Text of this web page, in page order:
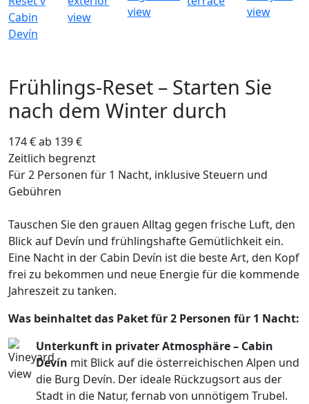
Frühlings-Reset – Starten Sie
nach dem Winter durch
174 €ab 139 €
Zeitlich begrenzt
Für 2 Personen für 1 Nacht, inklusive Steuern und
Gebühren
Tauschen Sie den grauen Alltag gegen frische Luft, den
Blick auf Devín und frühlingshafte Gemütlichkeit ein.
Eine Nacht in der Cabin Devín ist die beste Art, den Kopf
frei zu bekommen und neue Energie für die kommende
Jahreszeit zu tanken.
Was beinhaltet das Paket für 2 Personen für 1 Nacht:
Unterkunft in privater Atmosphäre – Cabin
Devín mit Blick auf die österreichischen Alpen und
die Burg Devín. Der ideale Rückzugsort aus der
Stadt in die Natur, fernab von unnötigem Trubel.